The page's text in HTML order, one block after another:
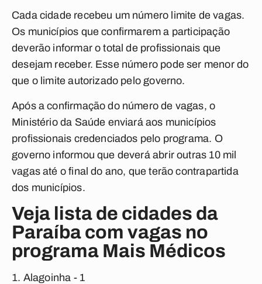
Cada cidade recebeu um número limite de vagas.
Os municípios que confirmarem a participação
deverão informar o total de profissionais que
desejam receber. Esse número pode ser menor do
que o limite autorizado pelo governo.
Após a confirmação do número de vagas, o
Ministério da Saúde enviará aos municípios
profissionais credenciados pelo programa. O
governo informou que deverá abrir outras 10 mil
vagas até o final do ano, que terão contrapartida
dos municípios.
Veja lista de cidades da
Paraíba com vagas no
programa Mais Médicos
Alagoinha - 1